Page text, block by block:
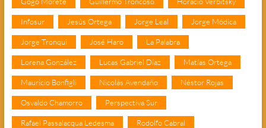
Infosur Jesús Ortega Jorge Leal Jorge Módica
Jorge Tronqui José Haro La Palabra
Lorena González Lucas Gabriel Díaz Matías Ortega
Mauricio Bonfigli Nicolás Avendaño Néstor Rojas
Osvaldo Chamorro Perspectiva Sur
Rafael Passalacqua Ledesma Rodolfo Cabral